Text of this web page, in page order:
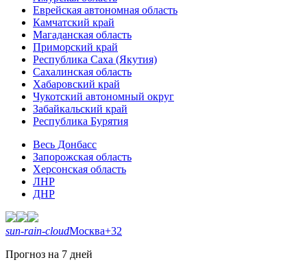
Еврейская автономная область
Камчатский край
Магаданская область
Приморский край
Республика Саха (Якутия)
Сахалинская область
Хабаровский край
Чукотский автономный округ
Забайкальский край
Республика Бурятия
Весь Донбасс
Запорожская область
Херсонская область
ЛНР
ДНР
sun-rain-cloudМосква+32
Прогноз на 7 дней